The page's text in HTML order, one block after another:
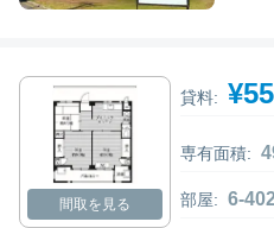
間取を見る
貸料:
専有面積:
部屋: 6-